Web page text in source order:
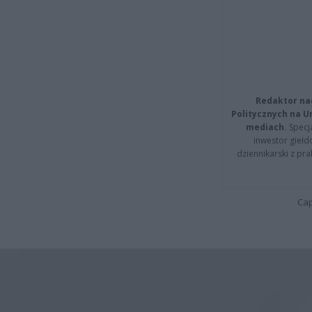
Redaktor
Politycznych na
mediach.
inwestor
dziennikarski z